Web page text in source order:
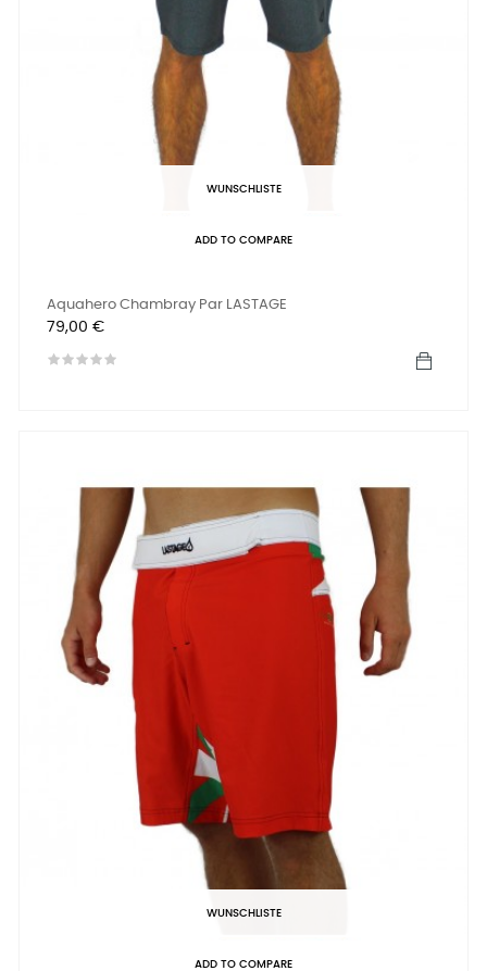
WUNSCHLISTE
ADD TO COMPARE
Aquahero Chambray Par LASTAGE
Preis
79,00 €
WUNSCHLISTE
ADD TO COMPARE